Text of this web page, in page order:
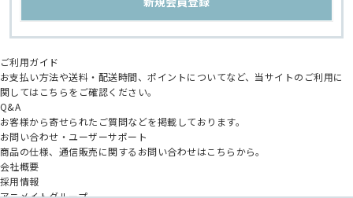
ご利用ガイド
お支払い方法や送料・配送時間、ポイントについてなど、当サイトのご利用に
関してはこちらをご確認ください。
Q&A
お客様から寄せられたご質問などを掲載しております。
お問い合わせ・ユーザーサポート
商品の仕様、通信販売に関するお問い合わせはこちらから。
会社概要
採用情報